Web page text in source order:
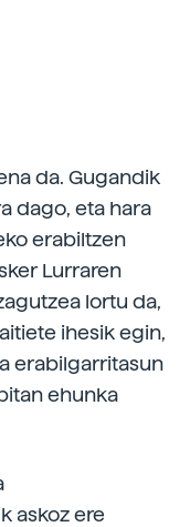
da. Gugandik
dago, eta hara
erabiltzen
Lurraren
lortu da,
ihesik egin,
erabilgarritasun
ehunka
askoz ere